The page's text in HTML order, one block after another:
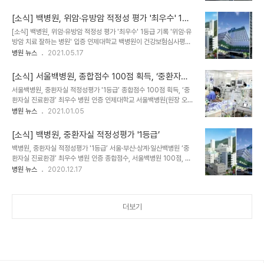
11.4%(75기관), 3등..
강 입원영역 적정성 평가’에서 최우수 등급인 1등급을 기록했다. 부산
백병원이 종합점수 80점, 상계백병원 89점, 일산백병원 83점, 해운
대백병원 91점을 기록해 평균점수인 61.7점을 크게 웃돌았다. 이번
평가에서 1등급 기관이 전체 19.3%에 불과해 정신건강 입원 환자 치
료 우수 병원임을 입증했다. 이번 평가는 2019년 8월부터 2020년
급 이상 455기관..
[소식] 백병원, 위암·유방암 적정성 평가 '최우수' 1등
급 기록
[소식] 백병원, 위암·유방암 적정성 평가 '최우수' 1등급 기록 '위암·유
방암 치료 잘하는 병원' 입증 인제대학교 백병원이 건강보험심사평가
원(이하 심평원)이 진행한 '위암(5차)·유방암(7차) 적정성 평가'에서
점 만점을 기록했으며, 서울백병원 98.34점, 상계백병원 99.07점,
일산백병원 98.23점, 해운대백병원이 99.34점을 받았다. 모든 병
원이 전체 평균점수(97.55점)보다 높은 점수를 기록해 위암 치료를
잘하는 병원으로 인정받았다. 평가 항목은 ▲전문 인력 구성여부 ▲
절제술 전 진단적 내시경 검사 기록률 ▲내시경 절제술 치료 내용 기
진단 보고서 기록 충실률..
병원 뉴스 2021.05.17
[소식] 서울백병원, 종합점수 100점 획득, ‘중환자실
진료환경’ 최우수 병원 인증
서울백병원, 중환자실 적정성평가 '1등급’ 종합점수 100점 획득, ‘중
환자실 진료환경’ 최우수 병원 인증 인제대학교 서울백병원(원장 오상
훈)이 보건복지부와 건강보험심사평가원이 실시한 ‘제3차 중환자실
가 영역에서 최우수 평가를 받아 종합점수 100점을 획득, 중환자실
진료환경과 의료서비스가 가장 좋은 병원으로 평가받았다. 전체 종합
평균점수는 73.2점, 1등급을 받은 기관은 전체 287개 기관 중
28.2%에 불과하다. 심평원은 구조부문 4개, 과정부문 2개, 결과부
문 1개 등 총 7개 영역을 평가했다. 서울백병원 세부 평가점수를 백분
병원 뉴스 2021.01.05
[소식] 백병원, 중환자실 적정성평가 '1등급’
백병원, 중환자실 적정성평가 '1등급’ 서울·부산·상계·일산백병원 ‘중
환자실 진료환경’ 최우수 병원 인증 종합점수, 서울백병원 100점, 부
산백병원 98점, 상계백병원 95점, 일산백병원 97.5점 인제대학교
점을 받아, 중환자실 진료환경과 의료서비스가 가장 좋은 병원으로 평
병원 뉴스 2020.12.17
더보기